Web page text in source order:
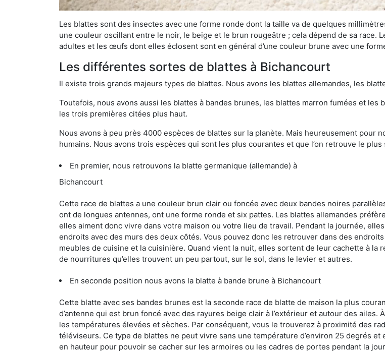
Les blattes sont des insectes avec une forme ronde dont la taille va de quelques
une couleur oscillant entre le noir, le beige et le brun rougeâtre ; cela dépend de sa race.
adultes et les œufs dont elles éclosent sont en général d’une couleur brune avec une
Les différentes sortes de blattes à Bichancourt
Il existe trois grands majeurs types de blattes. Nous avons les blattes allemandes, les
Toutefois, nous avons aussi les blattes à bandes brunes, les blattes marron fumées et
les trois premières citées plus haut.
Nous avons à peu près 4000 espèces de blattes sur la planète. Mais heureusement pour
humains. Nous avons trois espèces qui sont les plus courantes et que l’on retrouve le
En premier, nous retrouvons la blatte germanique (allemande) à
Bichancourt
Cette race de blattes a une couleur brun clair ou foncée avec deux bandes noires
ont de longues antennes, ont une forme ronde et six pattes. Les blattes allemandes
elles aiment donc vivre dans votre maison ou votre lieu de travail. Pendant la journée,
endroits avec des murs des deux côtés. Vous pouvez donc les retrouver dans des
meubles de cuisine et la cuisinière. Quand vient la nuit, elles sortent de leur cachette à la
de nourritures qu’elles trouvent un peu partout, sur le sol, dans le levier et autres.
En seconde position nous avons la blatte à bande brune à Bichancourt
Cette blatte avec ses bandes brunes est la seconde race de blatte de maison la plus
d’antenne qui est brun foncé avec des rayures beige clair à l’extérieur et autour des
les températures élevées et sèches. Par conséquent, vous le trouverez à proximité des
téléviseurs. Ce type de blattes ne peut vivre sans une température d’environ 25 degrés
en hauteur pour pouvoir se cacher sur les armoires ou les cadres de portes pendant la